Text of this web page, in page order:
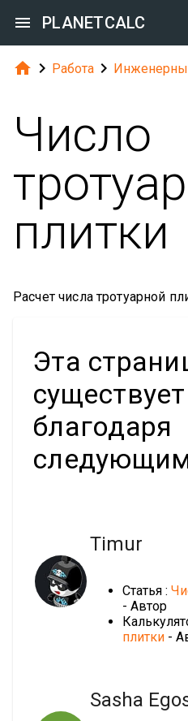
 PLANETCALC
  Работа 
Число
плитки
Расчет числа тротуарной
Эта
существует
благодаря
Timur
Статья :
- Автор
плитки -
Sasha